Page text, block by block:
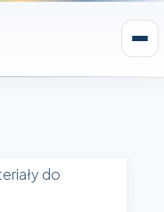
do